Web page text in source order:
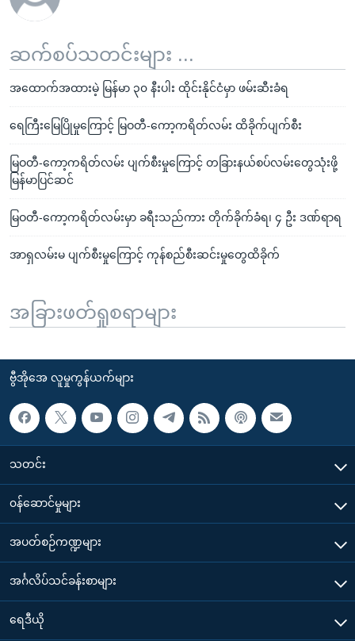
ဆက်စပ်သတင်းများ ...
အထောက်အထားမဲ့ မြန်မာ ၃၀ နီးပါး ထိုင်းနိုင်ငံမှာ ဖမ်းဆီးခံရ
ရေကြီးမြေပြိုမှုကြောင့် မြဝတီ-ကော့ကရိတ်လမ်း ထိခိုက်ပျက်စီး
မြဝတီ-ကော့ကရိတ်လမ်း ပျက်စီးမှုကြောင့် တခြားနယ်စပ်လမ်းတွေသုံးဖို့
မြန်မာပြင်ဆင်
မြဝတီ-ကော့ကရိတ်လမ်းမှာ ခရီးသည်ကား တိုက်ခိုက်ခံရ၊ ၄ ဦး ဒဏ်ရာရ
အာရှလမ်းမ ပျက်စီးမှုကြောင့် ကုန်စည်စီးဆင်းမှုတွေထိခိုက်
အခြားဖတ်ရှုစရာများ
ဗွီအိုအေ လူမှုကွန်ယက်များ
သတင်း
၀န်ဆောင်မှုများ
အပတ်စဉ်ကဏ္ဍများ
အင်္ဂလိပ်သင်ခန်းစာများ
ရေဒီယို